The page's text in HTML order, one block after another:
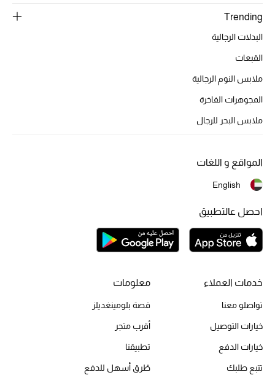
الموسم الجديد
ركن أناقة المنتجعات
جميع إصدارتنا النسائية
الحب للمحلي
الملابس الرياضية النسائية
تشكيلة الأعراس
ركن الفخامة
جميع الملابس النسائية
Trending
البدلات الرجالية
القبعات
ملابس النوم الرجالية
المجوهرات الفاخرة
ملابس البحر للرجال
خدمات العملاء
تواصلو معنا
خيارات التوصيل
خيارات الدفع
تتبع طلبك
معلومات
قصة بلومينغديلز
أقرب متجر
تطبيقنا
طُرق أسهل للدفع
المواقع و اللغات
English
احصل عالتطبيق